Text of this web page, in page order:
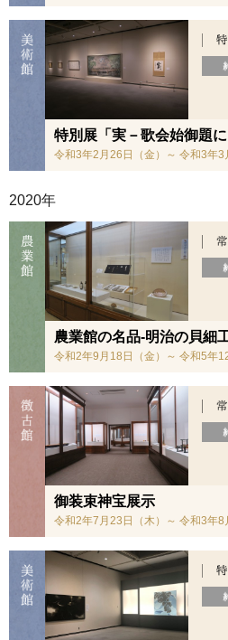
特別展「実－歌会始御題に
令和3年2月26日（金）～ 令和3年3
2020年
農業館の名品-明治の貝細
令和2年9月18日（金）～ 令和5年
御装束神宝展示
令和2年7月23日（木）～ 令和3年8